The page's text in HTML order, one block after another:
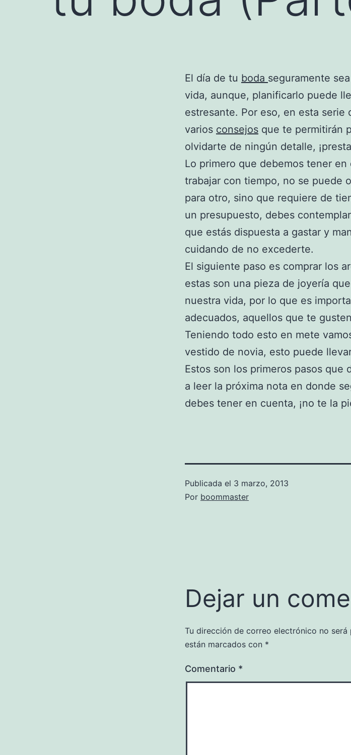
El día de tu boda seguramente
vida, aunque, planificarlo puede
estresante. Por eso, en esta serie
varios consejos que te permitirán
olvidarte de ningún detalle,
Lo primero que debemos tener
trabajar con tiempo, no se puede
para otro, sino que requiere de
un presupuesto, debes
que estás dispuesta a gastar y
cuidando de no excederte.
El siguiente paso es comprar los
estas son una pieza de joyería
nuestra vida, por lo que es
adecuados, aquellos que te
Teniendo todo esto en mete
vestido de novia, esto puede
Estos son los primeros pasos que
a leer la próxima nota en donde
debes tener en cuenta, ¡no te la
Publicada el 3 marzo, 2013
Por boommaster
Dejar un
Tu dirección de correo electrónico no será
están marcados con *
Comentario *